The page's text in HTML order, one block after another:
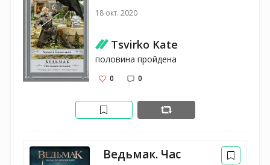
18 окт. 2020
Tsvirko Kate
половина пройдена
0 0
Ведьмак. Час